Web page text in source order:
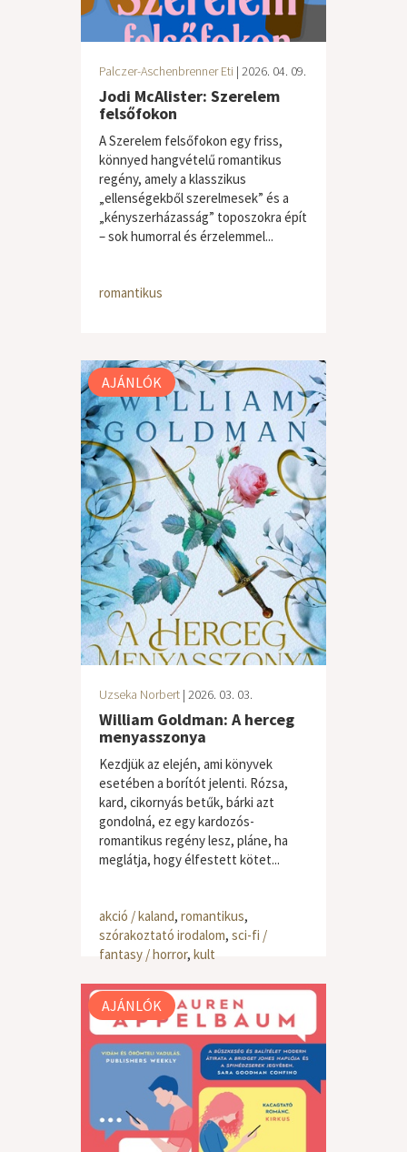
Palczer-Aschenbrenner Eti | 2026. 04. 09.
Jodi McAlister: Szerelem
felsőfokon
A Szerelem felsőfokon egy friss,
könnyed hangvételű romantikus
regény, amely a klasszikus
„ellenségekből szerelmesek” és a
„kényszerházasság” toposzokra épít
– sok humorral és érzelemmel...
romantikus
AJÁNLÓK
Uzseka Norbert | 2026. 03. 03.
William Goldman: A herceg
menyasszonya
Kezdjük az elején, ami könyvek
esetében a borítót jelenti. Rózsa,
kard, cikornyás betűk, bárki azt
gondolná, ez egy kardozós-
romantikus regény lesz, pláne, ha
meglátja, hogy élfestett kötet...
akció / kaland, romantikus,
szórakoztató irodalom, sci-fi /
fantasy / horror, kult
AJÁNLÓK